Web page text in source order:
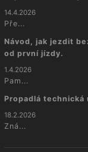
14.4.2026
Pře...
Návod, jak jezdit
od první jízdy.
1.4.2026
Pam...
Propadlá technická
18.2.2026
Zná...